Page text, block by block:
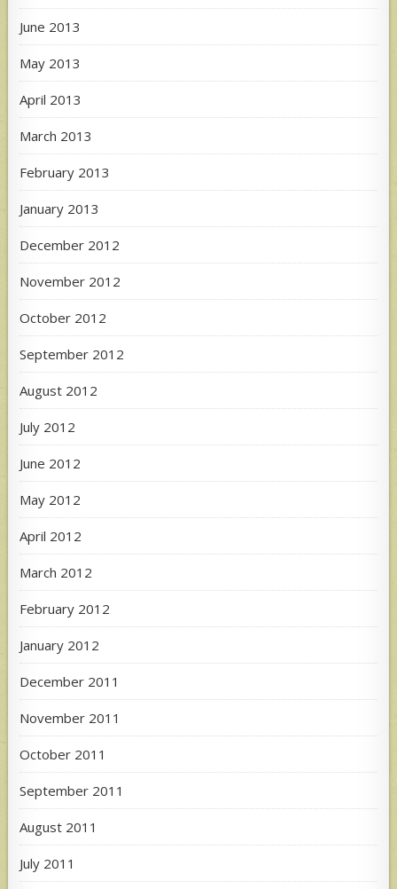
June 2013
May 2013
April 2013
March 2013
February 2013
January 2013
December 2012
November 2012
October 2012
September 2012
August 2012
July 2012
June 2012
May 2012
April 2012
March 2012
February 2012
January 2012
December 2011
November 2011
October 2011
September 2011
August 2011
July 2011